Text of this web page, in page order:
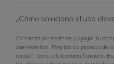
¿Cómo soluciono el uso
Comienza por encender y apagar tu
que necesitas. Finaliza los procesos de
tareas"; reiniciarlo también funciona.